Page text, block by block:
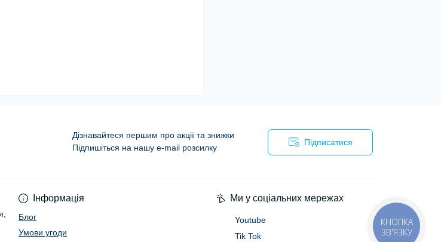
Дізнавайтеся першим про акції та знижки
Підпишіться на нашу e-mail розсилку
Підписатися
Інформація
Блог
Умови угоди
Ми у соціальних мережах
Youtube
Tik Tok
КНОПКА
ЗВ'ЯЗКУ